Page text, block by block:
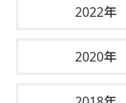
2022年
2020年